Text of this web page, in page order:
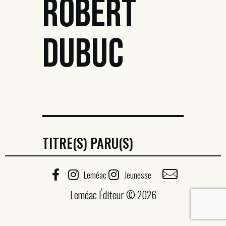
ROBERT
DUBUC
TITRE(S) PARU(S)
Leméac Jeunesse
Leméac Éditeur © 2026